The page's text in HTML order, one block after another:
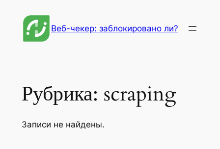
содержимому
Веб-чекер: заблокировано ли?
Рубрика: scraping
Записи не найдены.